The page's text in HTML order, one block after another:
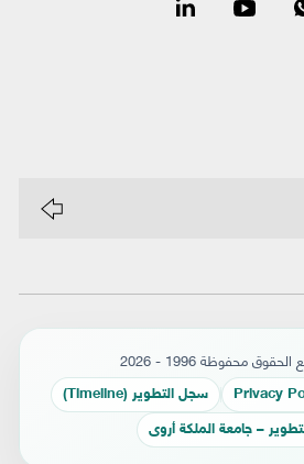
محفوظة 1996 - 2026
سجل التطوير (Timeline)
– جامعة الملكة أروى